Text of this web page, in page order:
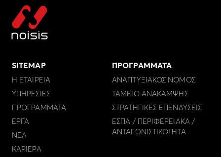
SITEMAP
Η ΕΤΑΙΡΕΙΑ
ΥΠΗΡΕΣΙΕΣ
ΠΡΟΓΡΑΜΜΑΤΑ
ΕΡΓΑ
ΝΕΑ
ΚΑΡΙΕΡΑ
ΠΡΟΓΡΑΜΜΑΤΑ
ΑΝΑΠΤΥΞΙΑΚΟΣ ΝΟΜΟΣ
ΤΑΜΕΙΟ ΑΝΑΚΑΜΨΗΣ
ΣΤΡΑΤΗΓΙΚΕΣ ΕΠΕΝΔΥΣΕΙΣ
ΕΣΠΑ / ΠΕΡΙΦΕΡΕΙΑΚΑ /
ΑΝΤΑΓΩΝΙΣΤΙΚΟΤΗΤΑ